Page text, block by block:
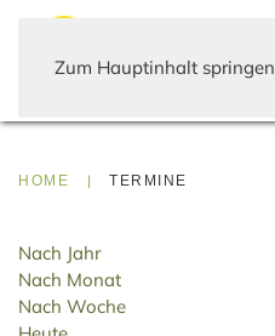
Zum Hauptinhalt springen
HOME TERMINE
Nach Jahr
Nach Monat
Nach Woche